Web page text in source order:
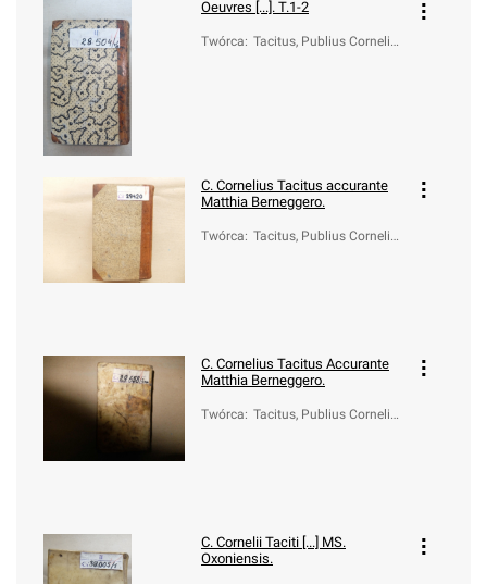
Oeuvres [...]. T.1-2
Twórca: Tacitus, Publius Cornelius
C. Cornelius Tacitus accurante
Matthia Berneggero.
Twórca: Tacitus, Publius Cornelius
C. Cornelius Tacitus Accurante
Matthia Berneggero.
Twórca: Tacitus, Publius Cornelius
C. Cornelii Taciti [...] MS.
Oxoniensis.